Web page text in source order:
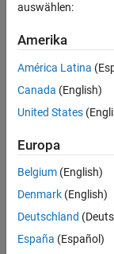
Sales
Marketing
Business
Human
Legal
Derzeit
es
keine
offenen
Stellen,
Ihren
Suchkriterien
entsprechen.
können
die
auswählen:
Amerika
América Latina
Canada (English)
United States
Europa
Belgium (English)
Denmark (English)
Deutschland
España (Español)